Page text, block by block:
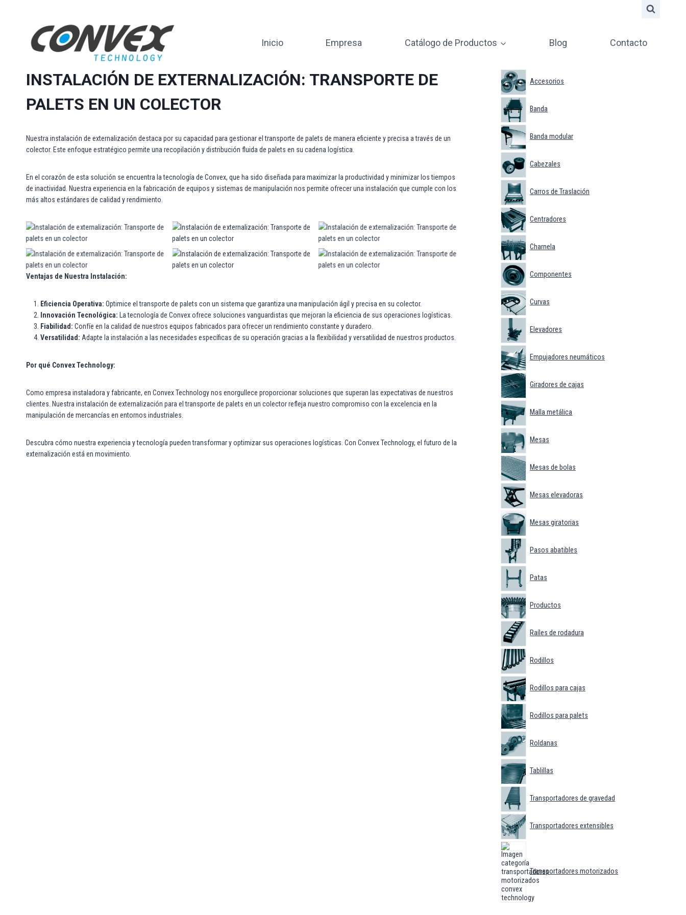
Inicio Empresa Catálogo de Productos Blog Contacto
INSTALACIÓN DE EXTERNALIZACIÓN: TRANSPORTE DE
PALETS EN UN COLECTOR
Nuestra instalación de externalización destaca por su capacidad para gestionar el transporte de palets de manera eficiente y precisa a través de un
colector. Este enfoque estratégico permite una recopilación y distribución fluida de palets en su cadena logística.
En el corazón de esta solución se encuentra la tecnología de Convex, que ha sido diseñada para maximizar la productividad y minimizar los tiempos
de inactividad. Nuestra experiencia en la fabricación de equipos y sistemas de manipulación nos permite ofrecer una instalación que cumple con los
más altos estándares de calidad y rendimiento.
Instalación de externalización: Transporte de
palets en un colector
Instalación de externalización: Transporte de
palets en un colector
Instalación de externalización: Transporte de
palets en un colector
Instalación de externalización: Transporte de
palets en un colector
Instalación de externalización: Transporte de
palets en un colector
Instalación de externalización: Transporte de
palets en un colector
Ventajas de Nuestra Instalación:
Eficiencia Operativa: Optimice el transporte de palets con un sistema que garantiza una manipulación ágil y precisa en su colector.
Innovación Tecnológica: La tecnología de Convex ofrece soluciones vanguardistas que mejoran la eficiencia de sus operaciones logísticas.
Fiabilidad: Confíe en la calidad de nuestros equipos fabricados para ofrecer un rendimiento constante y duradero.
Versatilidad: Adapte la instalación a las necesidades específicas de su operación gracias a la flexibilidad y versatilidad de nuestros productos.
Por qué Convex Technology:
Como empresa instaladora y fabricante, en Convex Technology nos enorgullece proporcionar soluciones que superan las expectativas de nuestros
clientes. Nuestra instalación de externalización para el transporte de palets en un colector refleja nuestro compromiso con la excelencia en la
manipulación de mercancías en entornos industriales.
Descubra cómo nuestra experiencia y tecnología pueden transformar y optimizar sus operaciones logísticas. Con Convex Technology, el futuro de la
externalización está en movimiento.
Accesorios
Banda
Banda modular
Cabezales
Carros de Traslación
Centradores
Charnela
Componentes
Curvas
Elevadores
Empujadores neumáticos
Giradores de cajas
Malla metálica
Mesas
Mesas de bolas
Mesas elevadoras
Mesas giratorias
Pasos abatibles
Patas
Productos
Raíles de rodadura
Rodillos
Rodillos para cajas
Rodillos para palets
Roldanas
Tablillas
Transportadores de gravedad
Transportadores extensibles
Transportadores motorizados